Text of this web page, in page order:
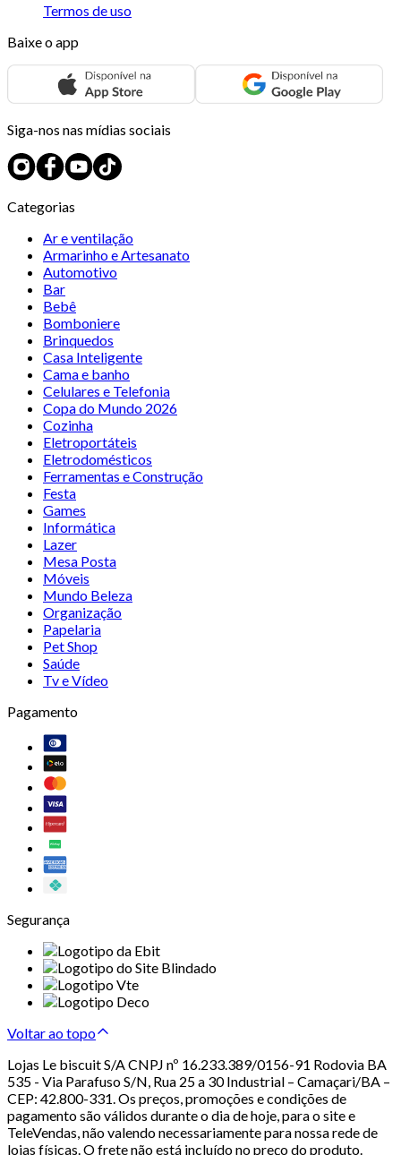
Termos de uso
Baixe o app
Siga-nos nas mídias sociais
Categorias
Ar e ventilação
Armarinho e Artesanato
Automotivo
Bar
Bebê
Bomboniere
Brinquedos
Casa Inteligente
Cama e banho
Celulares e Telefonia
Copa do Mundo 2026
Cozinha
Eletroportáteis
Eletrodomésticos
Ferramentas e Construção
Festa
Games
Informática
Lazer
Mesa Posta
Móveis
Mundo Beleza
Organização
Papelaria
Pet Shop
Saúde
Tv e Vídeo
Pagamento
Segurança
Voltar ao topo
Lojas Le biscuit S/A CNPJ nº 16.233.389/0156-91 Rodovia BA
535 - Via Parafuso S/N, Rua 25 a 30 Industrial – Camaçari/BA –
CEP: 42.800-331. Os preços, promoções e condições de
pagamento são válidos durante o dia de hoje, para o site e
TeleVendas, não valendo necessariamente para nossa rede de
lojas físicas. O frete não está incluído no preço do produto.